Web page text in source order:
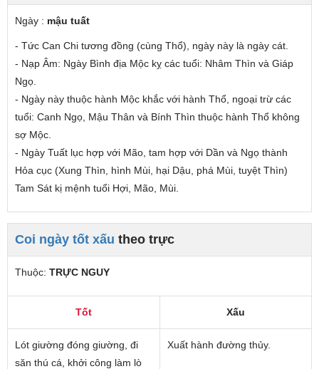
Ngày : mậu tuất
- Tức Can Chi tương đồng (cùng Thổ), ngày này là ngày cát.
- Nạp Âm: Ngày Bình địa Mộc kỵ các tuổi: Nhâm Thìn và Giáp
Ngọ.
- Ngày này thuộc hành Mộc khắc với hành Thổ, ngoại trừ các
tuổi: Canh Ngọ, Mậu Thân và Bính Thìn thuộc hành Thổ không
sợ Mộc.
- Ngày Tuất lục hợp với Mão, tam hợp với Dần và Ngọ thành
Hỏa cục (Xung Thìn, hình Mùi, hại Dậu, phá Mùi, tuyệt Thìn)
Tam Sát kị mệnh tuổi Hợi, Mão, Mùi.
Coi ngày tốt xấu theo trực
Thuộc: TRỰC NGUY
Tốt Xấu
Lót giường đóng giường, đi
săn thú cá, khởi công làm lò
Xuất hành đường thủy.